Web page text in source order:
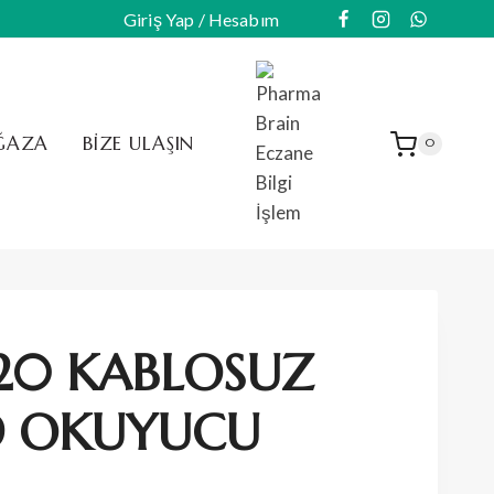
Giriş Yap / Hesabım
BIZE ULAŞIN 0
KABLOSUZ
OKUYUCU